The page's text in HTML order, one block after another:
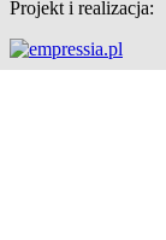
Projekt i realizacja: